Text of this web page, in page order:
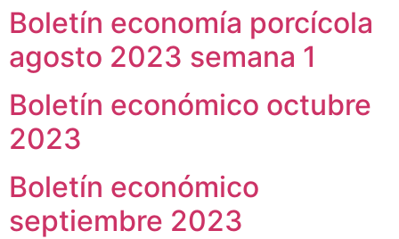
Boletín economía porcícola
agosto 2023 semana 1
Boletín económico octubre
2023
Boletín económico
septiembre 2023